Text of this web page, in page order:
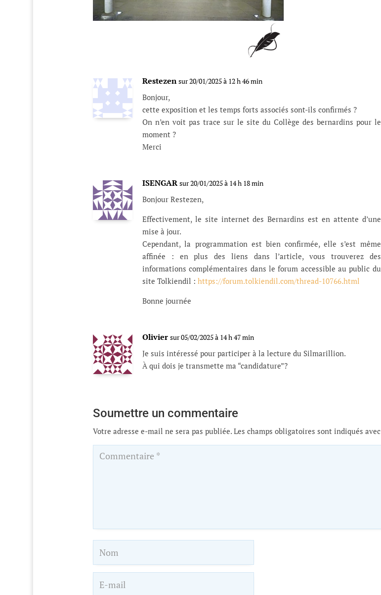
Restezen sur 20/01/2025 à 12 h 46 min
Bonjour,
cette exposition et les temps forts associés sont-ils confirmés ?
On n’en voit pas trace sur le site du Collège des bernardins pour le
moment ?
Merci
ISENGAR sur 20/01/2025 à 14 h 18 min
Bonjour Restezen,
Effectivement, le site internet des Bernardins est en attente d’une
mise à jour.
Cependant, la programmation est bien confirmée, elle s’est même
affinée : en plus des liens dans l’article, vous trouverez des
informations complémentaires dans le forum accessible au public du
site Tolkiendil :https://forum.tolkiendil.com/thread-10766.html
Bonne journée
Olivier sur 05/02/2025 à 14 h 47 min
Je suis intéressé pour participer à la lecture du Silmarillion.
À qui dois je transmette ma “candidature”?
Soumettre un commentaire
Votre adresse e-mail ne sera pas publiée. Les champs obligatoires sont indiqués avec